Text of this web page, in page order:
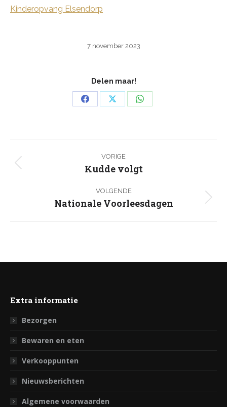
Kinderopvang Elsendorp
7 november 2023
Delen maar!
Deel
Deel
Deel
navigatie
VORIGE
Vorig
Kudde volgt
VOLGENDE
Volgend
Nationale Voorleesdagen
Extra informatie
Bezorgen
Bewaren en eten
Verkooppunten
Nieuwsberichten
Algemene voorwaarden